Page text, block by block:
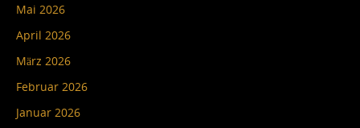
Mai 2026
April 2026
März 2026
Februar 2026
Januar 2026